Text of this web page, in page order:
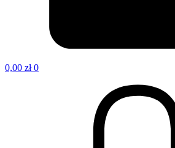
0,00 zł 0